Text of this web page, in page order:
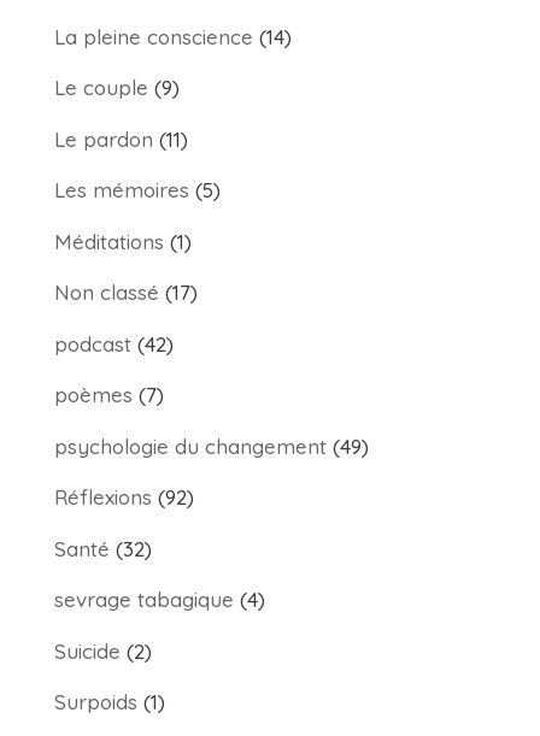
La pleine conscience (14)
Le couple (9)
Le pardon (11)
Les mémoires (5)
Méditations (1)
Non classé (17)
podcast(42)
poèmes (7)
psychologie du changement(49)
Réflexions (92)
Santé (32)
sevrage tabagique (4)
Suicide (2)
Surpoids (1)